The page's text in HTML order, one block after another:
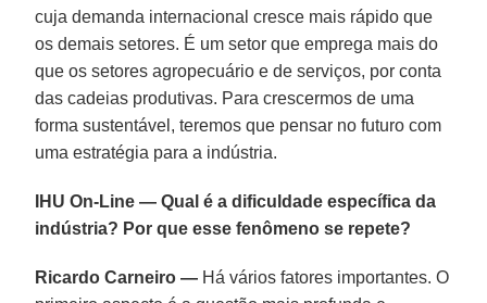
cuja demanda internacional cresce mais rápido que
os demais setores. É um setor que emprega mais do
que os setores agropecuário e de serviços, por conta
das cadeias produtivas. Para crescermos de uma
forma sustentável, teremos que pensar no futuro com
uma estratégia para a indústria.
IHU On-Line — Qual é a dificuldade específica da
indústria? Por que esse fenômeno se repete?
Ricardo Carneiro — Há vários fatores importantes. O